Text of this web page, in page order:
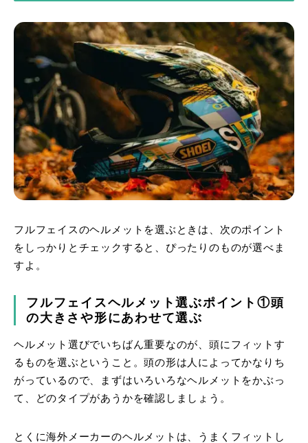
フルフェイスのヘルメットを選ぶときは、次のポイント
をしっかりとチェックすると、ぴったりのものが選べま
すよ。
フルフェイスヘルメット選ぶポイント①頭
の大きさや形にあわせて選ぶ
ヘルメット選びでいちばん重要なのが、頭にフィットす
るものを選ぶということ。頭の形は人によってかなりち
がっているので、まずはいろいろなヘルメットをかぶっ
て、どのタイプがあうかを確認しましょう。
とくに海外メーカーのヘルメットは、うまくフィットし